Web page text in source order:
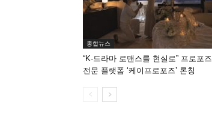
종합뉴스
“K-드라마 로맨스를 현실로” 프로포즈
전문 플랫폼 ‘케이프로포즈’ 론칭